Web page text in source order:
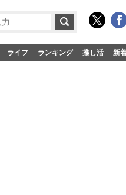
ライフ ランキング 推し活 新